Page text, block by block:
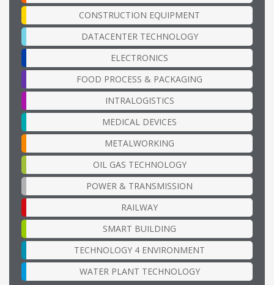
CONSTRUCTION EQUIPMENT
DATACENTER TECHNOLOGY
ELECTRONICS
FOOD PROCESS & PACKAGING
INTRALOGISTICS
MEDICAL DEVICES
METALWORKING
OIL GAS TECHNOLOGY
POWER & TRANSMISSION
RAILWAY
SMART BUILDING
TECHNOLOGY 4 ENVIRONMENT
WATER PLANT TECHNOLOGY